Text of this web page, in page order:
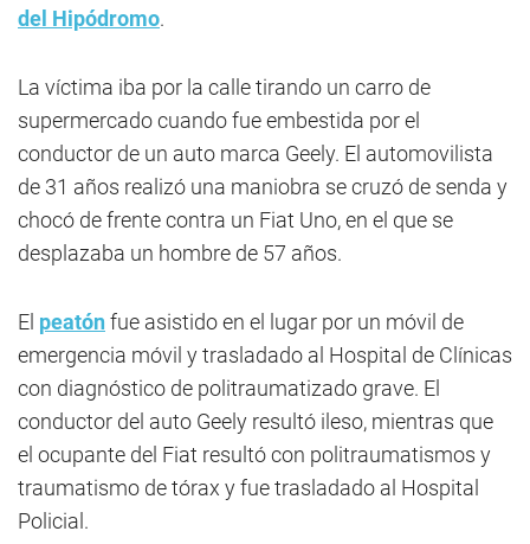
del Hipódromo.
La víctima iba por la calle tirando un carro de
supermercado cuando fue embestida por el
conductor de un auto marca Geely. El automovilista
de 31 años realizó una maniobra se cruzó de senda y
chocó de frente contra un Fiat Uno, en el que se
desplazaba un hombre de 57 años.
El peatónfue asistido en el lugar por un móvil de
emergencia móvil y trasladado al Hospital de Clínicas
con diagnóstico de politraumatizado grave. El
conductor del auto Geely resultó ileso, mientras que
el ocupante del Fiat resultó con politraumatismos y
traumatismo de tórax y fue trasladado al Hospital
Policial.